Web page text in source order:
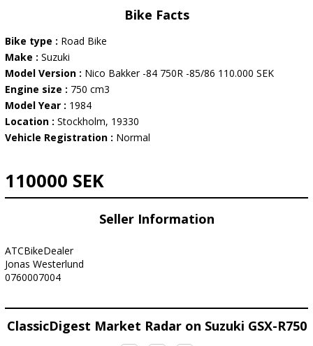
Bike Facts
Bike type : Road Bike
Make : Suzuki
Model Version : Nico Bakker -84 750R -85/86 110.000 SEK
Engine size : 750 cm3
Model Year : 1984
Location : Stockholm, 19330
Vehicle Registration : Normal
110000 SEK
Seller Information
ATCBikeDealer
Jonas Westerlund
0760007004
ClassicDigest Market Radar on Suzuki GSX-R750